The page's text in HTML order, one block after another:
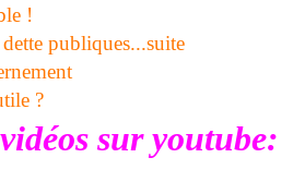
!
publiques...suite
?
sur youtube: